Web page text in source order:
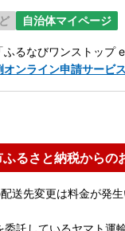
自治体マイページ
るなびワンストップ e
オンライン申請サービ
るさと納税からの
送先変更は料金が発
託しているヤマト運